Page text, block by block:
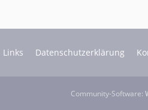
Links Datenschutzerklärung
Community-Software: